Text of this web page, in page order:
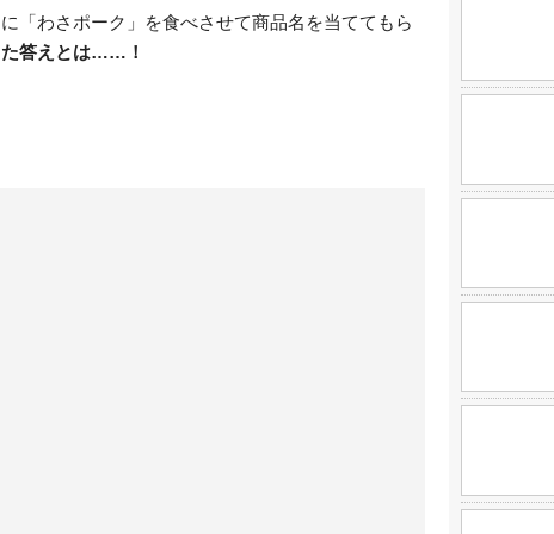
「わさポーク」を食べさせて商品名を当ててもら
た答えとは……！